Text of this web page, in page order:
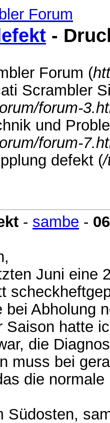
-
Forum (
Scrambler
forum-
und
forum-
defekt (
- sambe -
Juni eine
bei Abholung
Saison hatte
die
muss bei
die
Südosten,